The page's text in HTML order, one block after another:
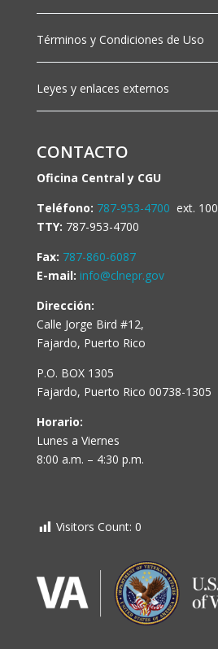
Términos y Condiciones de Uso
Leyes y enlaces externos
CONTACTO
Oficina Central y CGU
Teléfono: 787-953-4700 ext. 100
TTY: 787-953-4700
Fax: 787-860-6087
E-mail: info@clnepr.gov
Dirección:
Calle Jorge Bird #12,
Fajardo, Puerto Rico
P.O. BOX 1305
Fajardo, Puerto Rico 00738-1305
Horario:
Lunes a Viernes
8:00 a.m. – 4:30 p.m.
Visitors Count: 0